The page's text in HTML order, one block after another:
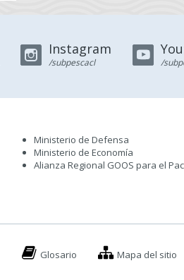
Instagram
/subpescacl /
Ministerio de Defensa
Ministerio de Economía
Alianza Regional GOOS para el
Glosario Mapa del sitio